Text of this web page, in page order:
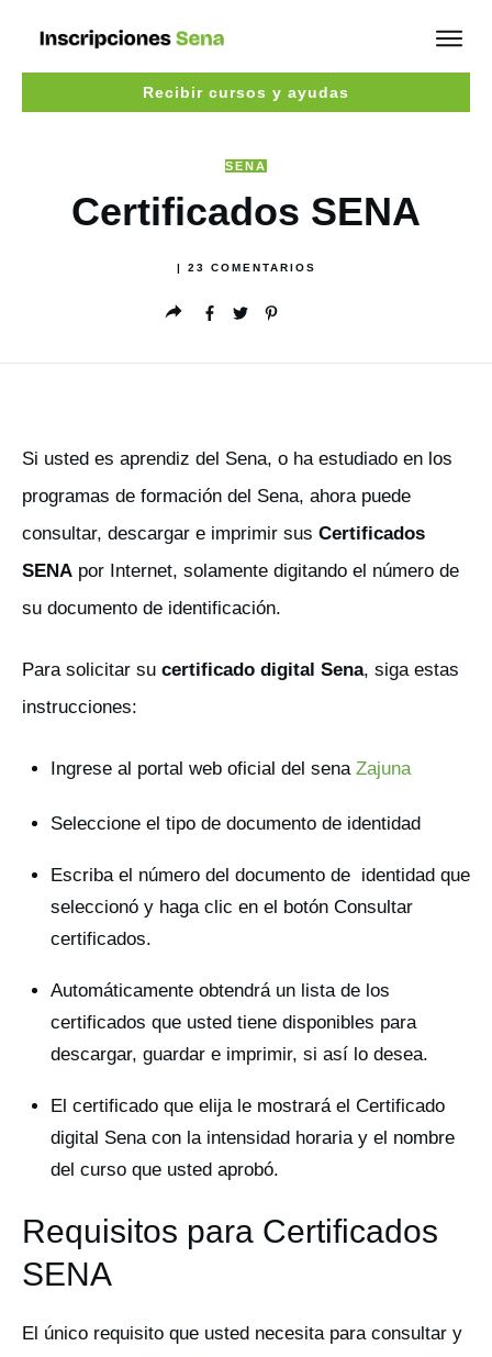
Recibir cursos y ayudas
SENA
Certificados SENA
23 COMENTARIOS
Si usted es aprendiz del Sena, o ha estudiado en los
programas de formación del Sena, ahora puede
consultar, descargar e imprimir sus Certificados
SENA por Internet, solamente digitando el número de
su documento de identificación.
Para solicitar su certificado digital Sena, siga estas
instrucciones:
Ingrese al portal web oficial del sena Zajuna
Seleccione el tipo de documento de identidad
Escriba el número del documento de identidad que
seleccionó y haga clic en el botón Consultar
certificados.
Automáticamente obtendrá un lista de los
certificados que usted tiene disponibles para
descargar, guardar e imprimir, si así lo desea.
El certificado que elija le mostrará el Certificado
digital Sena con la intensidad horaria y el nombre
del curso que usted aprobó.
​Requisitos para Certificados
SENA
El único requisito que usted necesita para consultar y